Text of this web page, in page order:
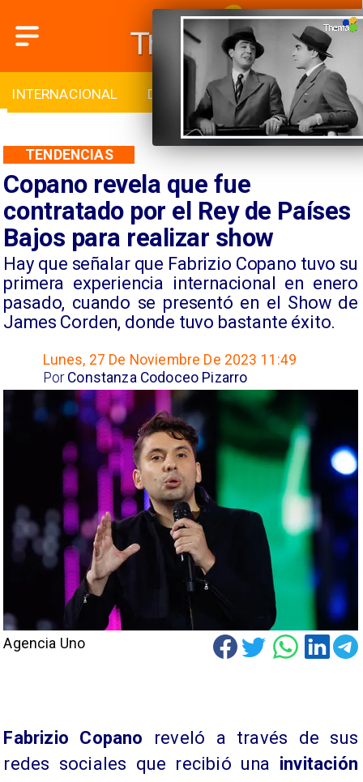
INTERNACIONAL DEPORTES CULTURA
Copano revela que fue
contratado por el Rey de Países
Bajos para realizar show
Hay que señalar que Fabrizio Copano tuvo su
primera experiencia internacional en enero
pasado, cuando se presentó en el Show de
James Corden, donde tuvo bastante éxito.
TENDENCIAS
Lunes, 27 De Noviembre De 2023 11:49
Constanza Codoceo Pizarro
Por
Agencia Uno
Fabrizio Copano reveló a través de sus
redes sociales que recibió una invitación